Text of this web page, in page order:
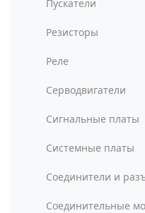
Пускатели
Резисторы
Реле
Серводвигатели
Сигнальные платы
Системные платы
Соединители и
Соединительные